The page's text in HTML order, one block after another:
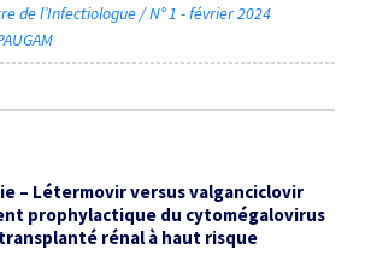
de l’Infectiologue / N° 1 - février 2024
– Létermovir versus valganciclovir
prophylactique du cytomégalovirus
rénal à haut risque